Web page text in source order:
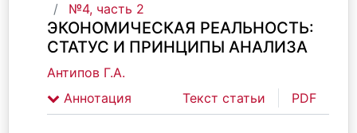
№4, часть 2
ЭКОНОМИЧЕСКАЯ РЕАЛЬНОСТЬ:
СТАТУС И ПРИНЦИПЫ АНАЛИЗА
Антипов Г.А.
Аннотация
Текст статьи PDF